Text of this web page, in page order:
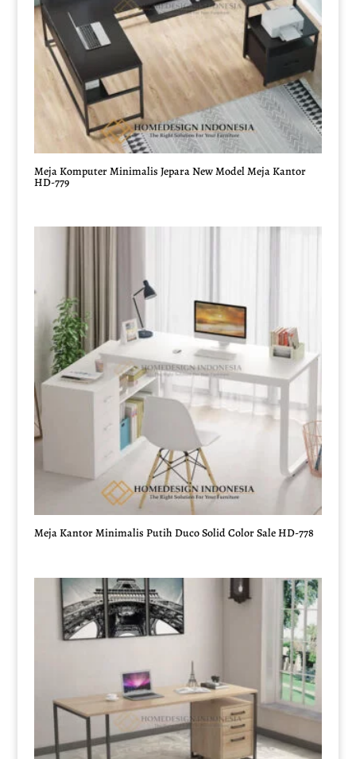
Meja Komputer Minimalis Jepara New Model Meja Kantor
HD-779
Meja Kantor Minimalis Putih Duco Solid Color Sale HD-778